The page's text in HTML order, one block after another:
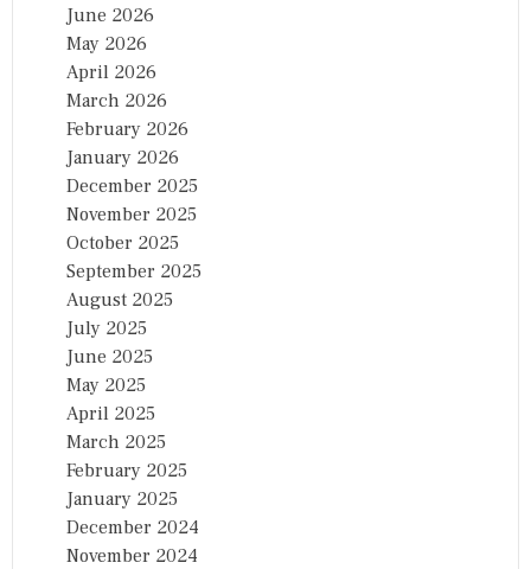
June 2026
May 2026
April 2026
March 2026
February 2026
January 2026
December 2025
November 2025
October 2025
September 2025
August 2025
July 2025
June 2025
May 2025
April 2025
March 2025
February 2025
January 2025
December 2024
November 2024